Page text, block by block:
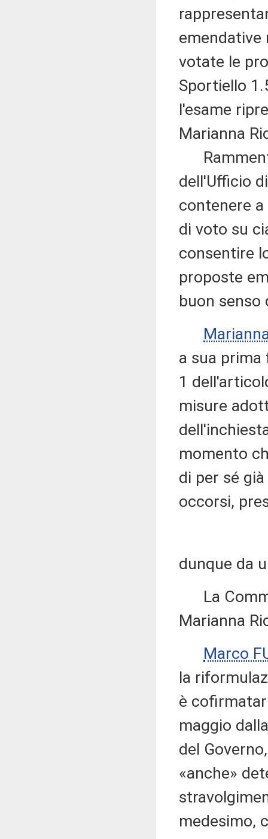
votate le
Sportiello
l'esame
Marianna
dell'Ufficio
contenere
di voto su
consentire
proposte
buon
a sua prima
1
misure
momento
di per sé
occorsi,
dunque da
La
Marianna
Marco
la
è
maggio
del
«anche»
medesimo,